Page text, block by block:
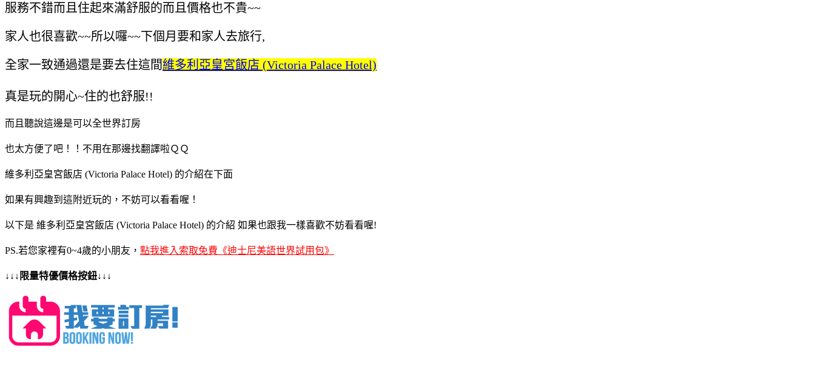
服務不錯而且住起來滿舒服的而且價格也不貴~~
家人也很喜歡~~所以囉~~下個月要和家人去旅行,
全家一致通過還是要去住這間維多利亞皇宮飯店 (Victoria Palace Hotel)
真是玩的開心~住的也舒服!!
而且聽說這邊是可以全世界訂房
也太方便了吧！！不用在那邊找翻譯啦ＱＱ
維多利亞皇宮飯店 (Victoria Palace Hotel) 的介紹在下面
如果有興趣到這附近玩的，不妨可以看看喔！
以下是 維多利亞皇宮飯店 (Victoria Palace Hotel) 的介紹 如果也跟我一樣喜歡不妨看看喔!
PS.若您家裡有0~4歲的小朋友， 點我進入索取免費《迪士尼美語世界試用包》
↓↓↓限量特優價格按鈕↓↓↓